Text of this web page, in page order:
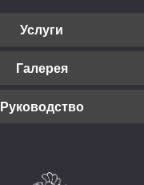
Услуги
Галерея
Руководство